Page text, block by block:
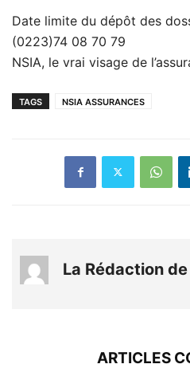
Date limite du dépôt des
(0223)74 08 70 79
NSIA, le vrai visage de
TAGS NSIA ASSURANCES
La Rédaction
ARTICLES